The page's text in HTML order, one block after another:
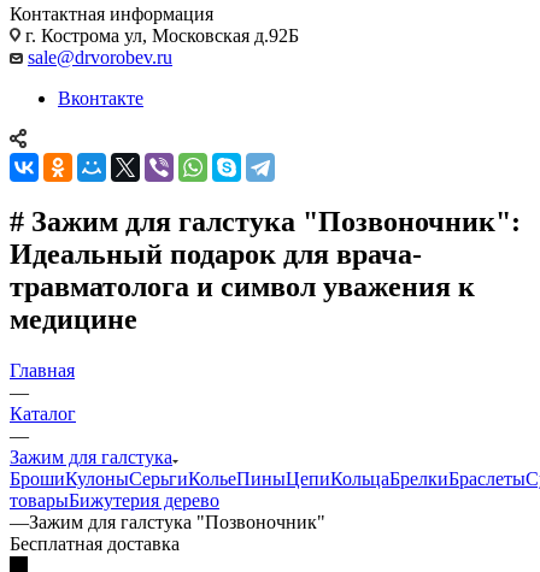
Контактная информация
г. Кострома ул, Московская д.92Б
sale@drvorobev.ru
Вконтакте
# Зажим для галстука "Позвоночник":
Идеальный подарок для врача-
травматолога и символ уважения к
медицине
Главная
—
Каталог
—
Зажим для галстука
БрошиКулоныСерьгиКольеПиныЦепиКольцаБрелкиБраслеты
товарыБижутерия дерево
—Зажим для галстука "Позвоночник"
Бесплатная доставка